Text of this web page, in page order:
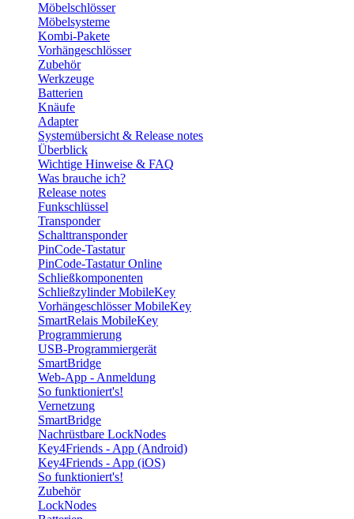
Möbelschlösser
Möbelsysteme
Kombi-Pakete
Vorhängeschlösser
Zubehör
Werkzeuge
Batterien
Knäufe
Adapter
Systemübersicht & Release notes
Überblick
Wichtige Hinweise & FAQ
Was brauche ich?
Release notes
Funkschlüssel
Transponder
Schalttransponder
PinCode-Tastatur
PinCode-Tastatur Online
Schließkomponenten
Schließzylinder MobileKey
Vorhängeschlösser MobileKey
SmartRelais MobileKey
Programmierung
USB-Programmiergerät
SmartBridge
Web-App - Anmeldung
So funktioniert's!
Vernetzung
SmartBridge
Nachrüstbare LockNodes
Key4Friends - App (Android)
Key4Friends - App (iOS)
So funktioniert's!
Zubehör
LockNodes